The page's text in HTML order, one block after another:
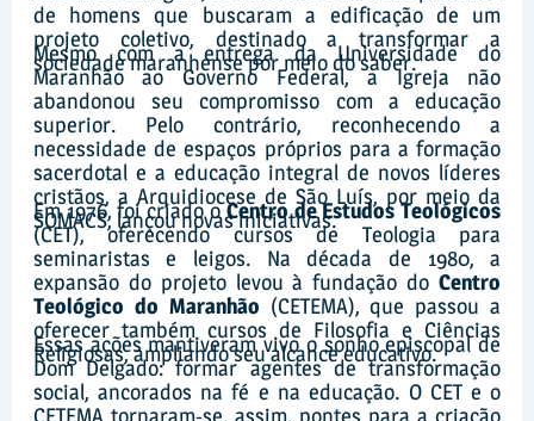
de homens que buscaram a edificação de um
projeto coletivo, destinado a transformar a
sociedade maranhense por meio do saber.
Mesmo com a entrega da Universidade do
Maranhão ao Governo Federal, a Igreja não
abandonou seu compromisso com a educação
superior. Pelo contrário, reconhecendo a
necessidade de espaços próprios para a formação
sacerdotal e a educação integral de novos líderes
cristãos, a Arquidiocese de São Luís, por meio da
SOMACS, lançou novas iniciativas.
Em 1976, foi criado oCentro de Estudos Teológicos
(CET), oferecendo cursos de Teologia para
seminaristas e leigos. Na década de 1980, a
expansão do projeto levou à fundação doCentro
Teológico do Maranhão (CETEMA), que passou a
oferecer também cursos de Filosofia e Ciências
Religiosas, ampliando seu alcance educativo.
Essas ações mantiveram vivo o sonho episcopal de
Dom Delgado: formar agentes de transformação
social, ancorados na fé e na educação. O CET e o